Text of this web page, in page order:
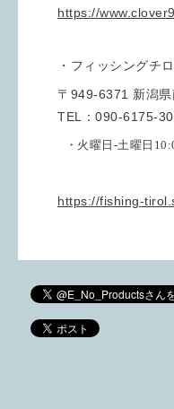
https://
・フィッシングチ
〒949-6371 新潟
TEL：090-6175-
・火曜日‐土曜日
https://fishing-